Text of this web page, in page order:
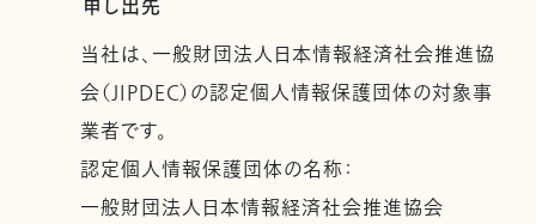
申し出先
当社は、一般財団法人日本情報経済社会推進協
会（JIPDEC）の認定個人情報保護団体の対象事
業者です。
認定個人情報保護団体の名称：
一般財団法人日本情報経済社会推進協会